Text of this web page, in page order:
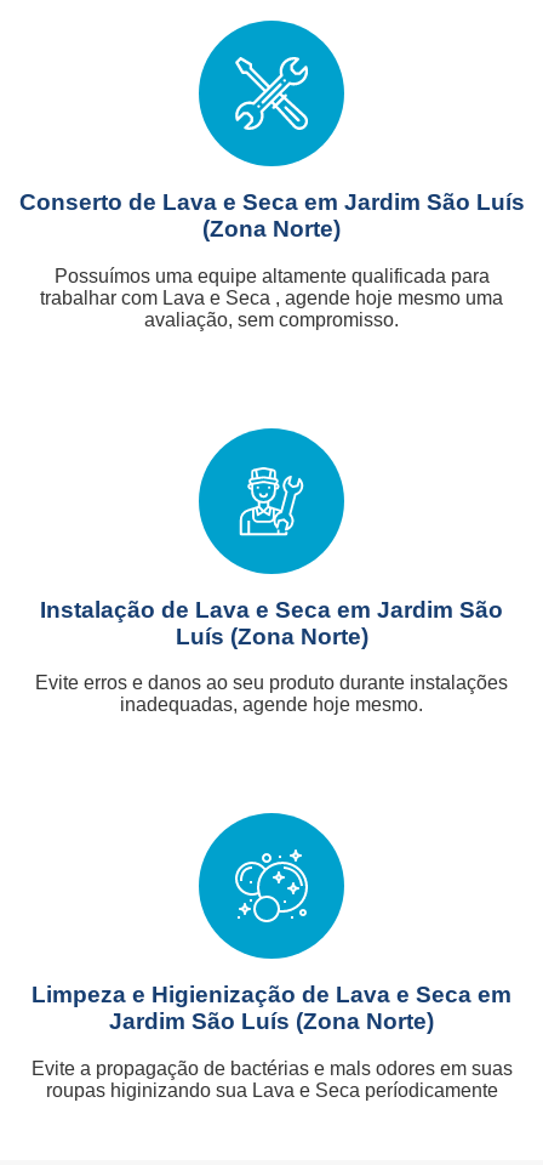
Conserto de Lava e Seca em Jardim São Luís
(Zona Norte)
Possuímos uma equipe altamente qualificada para
trabalhar com Lava e Seca , agende hoje mesmo uma
avaliação, sem compromisso.
Instalação de Lava e Seca em Jardim São
Luís (Zona Norte)
Evite erros e danos ao seu produto durante instalações
inadequadas, agende hoje mesmo.
Limpeza e Higienização de Lava e Seca em
Jardim São Luís (Zona Norte)
Evite a propagação de bactérias e mals odores em suas
roupas higinizando sua Lava e Seca períodicamente